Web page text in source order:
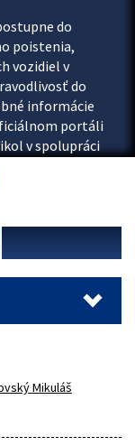
do
poistenia,
vozidiel v
do
informácie
portáli
v spolupráci
vnútra SR.
Mikuláš